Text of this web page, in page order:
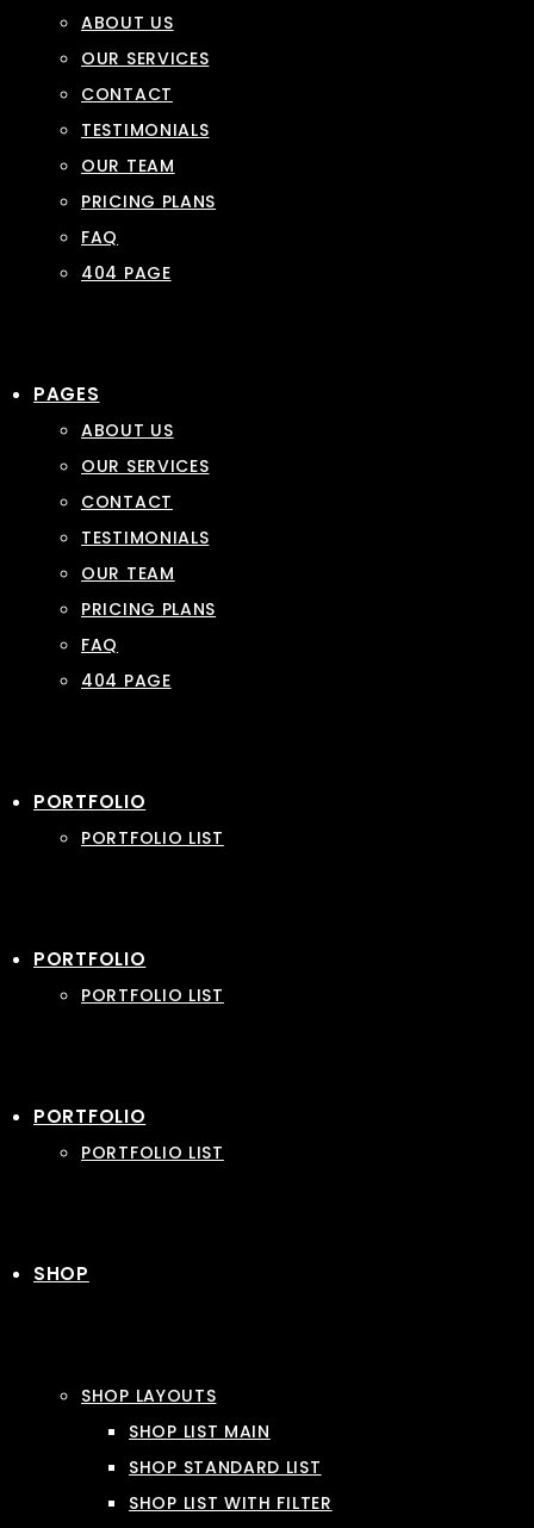
ABOUT US
OUR SERVICES
CONTACT
TESTIMONIALS
OUR TEAM
PRICING PLANS
FAQ
404 PAGE
PAGES
ABOUT US
OUR SERVICES
CONTACT
TESTIMONIALS
OUR TEAM
PRICING PLANS
FAQ
404 PAGE
PORTFOLIO
PORTFOLIO LIST
PORTFOLIO
PORTFOLIO LIST
PORTFOLIO
PORTFOLIO LIST
SHOP
SHOP LAYOUTS
SHOP LIST MAIN
SHOP STANDARD LIST
SHOP LIST WITH FILTER